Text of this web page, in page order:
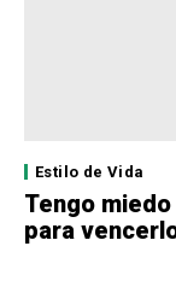
Estilo de Vida
Tengo
para